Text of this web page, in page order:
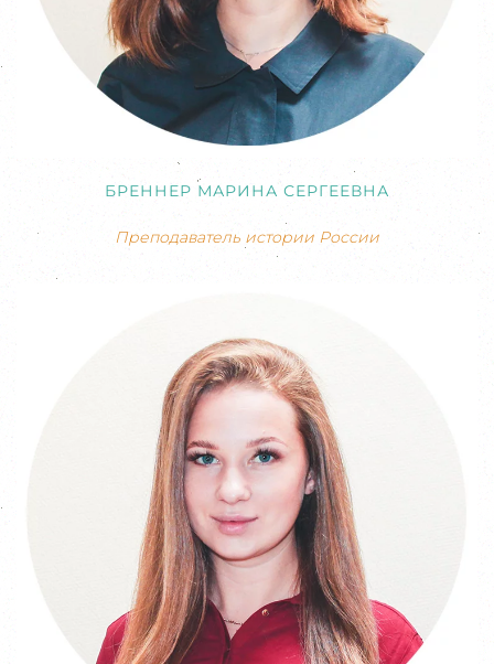
БРЕННЕР МАРИНА СЕРГЕЕВНА
Преподаватель истории России